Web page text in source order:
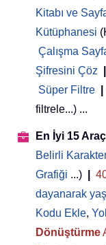
Kitabı ve
Kütüphanesi
Çalışma
Şifresini Çöz
Süper Filtre
filtrele...) ...
En İyi 15
Belirli
Grafiği ...)
dayanarak
Kodu Ekle,
Dönüştürme